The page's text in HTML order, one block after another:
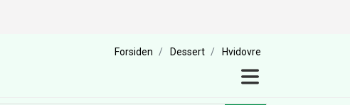
Forsiden Dessert Hvidovre